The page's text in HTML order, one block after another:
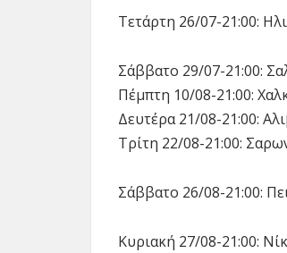
Τετάρτη 26/07-21:00:
Σάββατο 29/07-21:00:
Πέμπτη 10/08-21:00:
Δευτέρα 21/08-21:00:
Τρίτη 22/08-21:00:
Σάββατο 26/08-21:00:
Κυριακή 27/08-21:00: